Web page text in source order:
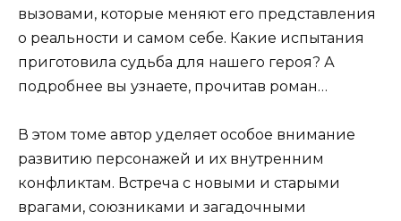
вызовами, которые меняют его представления
о реальности и самом себе. Какие испытания
приготовила судьба для нашего героя? А
подробнее вы узнаете, прочитав роман…
В этом томе автор уделяет особое внимание
развитию персонажей и их внутренним
конфликтам. Встреча с новыми и старыми
врагами, союзниками и загадочными